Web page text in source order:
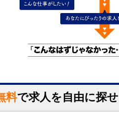
料で求人を自由に探